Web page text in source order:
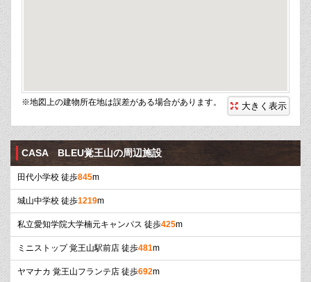
※地図上の建物所在地は誤差がある場合があります。 大きく表示
CASA BLEU覚王山の周辺施設
田代小学校 徒歩845m
城山中学校 徒歩1219m
私立愛知学院大学楠元キャンパス 徒歩425m
ミニストップ 覚王山駅前店 徒歩481m
ヤマナカ 覚王山フランテ店 徒歩692m